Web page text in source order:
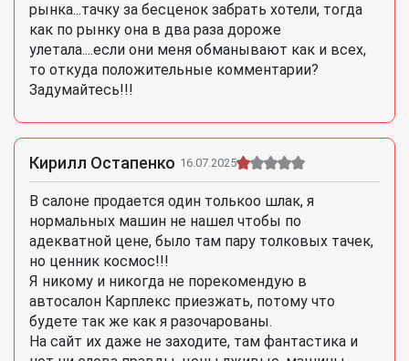
рынка...тачку за бесценок забрать хотели, тогда
как по рынку она в два раза дороже
улетала....если они меня обманывают как и всех,
то откуда положительные комментарии?
Задумайтесь!!!
Кирилл Остапенко 16.07.2025
В салоне продается один толькоо шлак, я
нормальных машин не нашел чтобы по
адекватной цене, было там пару толковых тачек,
но ценник космос!!!
Я никому и никогда не порекомендую в
автосалон Карплекс приезжать, потому что
будете так же как я разочарованы.
На сайт их даже не заходите, там фантастика и